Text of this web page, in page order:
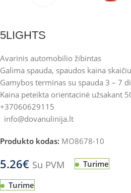
5LIGHTS
Avarinis automobilio žibintas
Galima spauda, spaudos kaina
Gamybos terminas su spauda 3 – 7
Kaina peteikta orientacinė užsakant
+37060629115
info@dovanulinija.lt
Produkto kodas: MO8678-10
5.26€ Su PVM Turime
Turime